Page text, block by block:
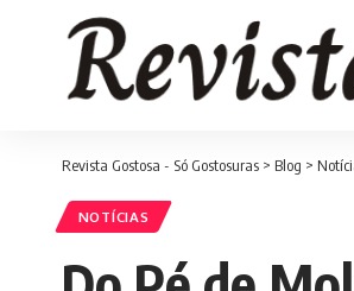
Revista Gostosa - Só Gostosuras > Blog >
NOTÍCIAS